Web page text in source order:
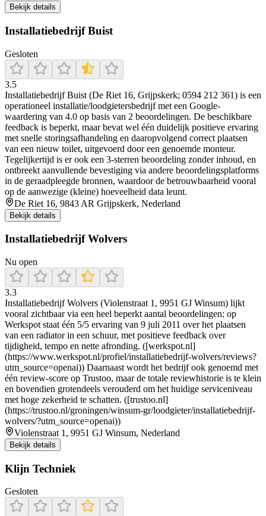
Bekijk details
Installatiebedrijf Buist
Gesloten
3.5
Installatiebedrijf Buist (De Riet 16, Grijpskerk; 0594 212 361) is een
operationeel installatie/loodgietersbedrijf met een Google-
waardering van 4.0 op basis van 2 beoordelingen. De beschikbare
feedback is beperkt, maar bevat wel één duidelijk positieve ervaring
met snelle storingsafhandeling en daaropvolgend correct plaatsen
van een nieuw toilet, uitgevoerd door een genoemde monteur.
Tegelijkertijd is er ook een 3-sterren beoordeling zonder inhoud, en
ontbreekt aanvullende bevestiging via andere beoordelingsplatforms
in de geraadpleegde bronnen, waardoor de betrouwbaarheid vooral
op de aanwezige (kleine) hoeveelheid data leunt.
De Riet 16, 9843 AR Grijpskerk, Nederland
Bekijk details
Installatiebedrijf Wolvers
Nu open
3.3
Installatiebedrijf Wolvers (Violenstraat 1, 9951 GJ Winsum) lijkt
vooral zichtbaar via een heel beperkt aantal beoordelingen; op
Werkspot staat één 5/5 ervaring van 9 juli 2011 over het plaatsen
van een radiator in een schuur, met positieve feedback over
tijdigheid, tempo en nette afronding. ([werkspot.nl]
(https://www.werkspot.nl/profiel/installatiebedrijf-wolvers/reviews?
utm_source=openai)) Daarnaast wordt het bedrijf ook genoemd met
één review-score op Trustoo, maar de totale reviewhistorie is te klein
en bovendien grotendeels verouderd om het huidige serviceniveau
met hoge zekerheid te schatten. ([trustoo.nl]
(https://trustoo.nl/groningen/winsum-gr/loodgieter/installatiebedrijf-
wolvers/?utm_source=openai))
Violenstraat 1, 9951 GJ Winsum, Nederland
Bekijk details
Klijn Techniek
Gesloten